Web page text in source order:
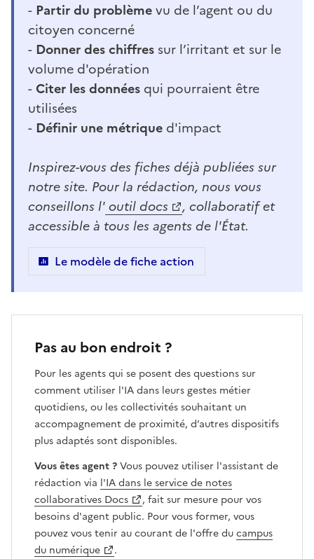
- Partir du problèmevu de l’agent ou du
citoyen concerné
- Donner des chiffres sur l’irritant et sur le
volume d'opération
-Citer les données qui pourraient être
utilisées
- Définir une métrique d'impact
Inspirez-vous des fiches déjà publiées sur
notre site. Pour la rédaction, nous vous
conseillons l'
(Ouvre une nouvelle fenêtre)
outil docs
, collaboratif et
accessible à tous les agents de l'État.
Le modèle de fiche action
Pas au bon endroit ?
Pour les agents qui se posent des questions sur
comment utiliser l'IA dans leurs gestes métier
quotidiens, ou les collectivités souhaitant un
accompagnement de proximité, d’autres dispositifs
plus adaptés sont disponibles.
Vous êtes agent ?Vous pouvez utiliser l'assistant de
rédaction via
(Ouvre une nouvelle fenêtre)
l'IA dans le service de notes
collaboratives Docs
, fait sur mesure pour vos
besoins d'agent public. Pour vous former, vous
pouvez vous tenir au courant de l'offre du
(Ouvre une nouvelle fenêtre)
campus
du numérique
.